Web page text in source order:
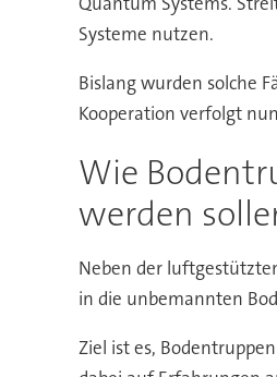
Systeme nutzen.
Bislang wurden solche
Kooperation verfolgt
Wie
werden
Neben der
in die unbemannten
Ziel ist es,